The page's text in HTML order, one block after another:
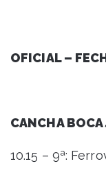
OFICIAL –
CANCHA BOCA
10.15 – 9ª: